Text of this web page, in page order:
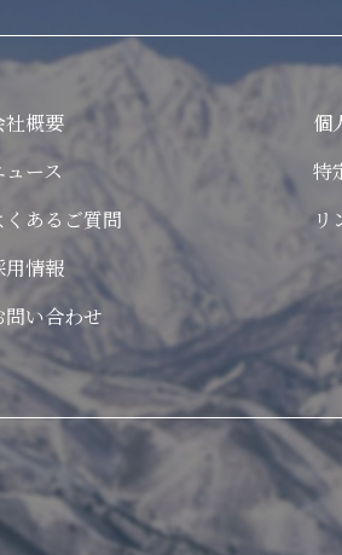
社概要
ュース
くあるご質問
用情報
問い合わせ
個
特
リ